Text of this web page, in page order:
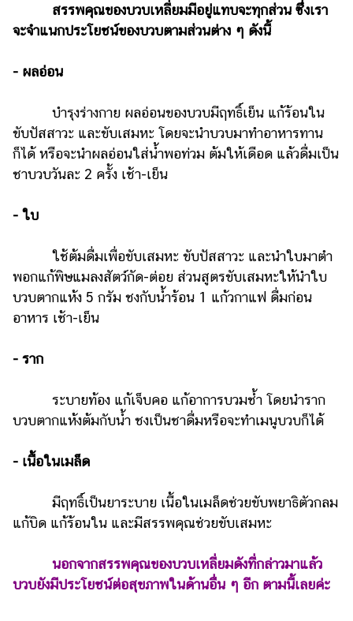
สรรพคุณของบวบเหลี่ยมมีอยู่แทบจะทุกส่วน ซึ่งเรา
จะจำแนกประโยชน์ของบวบตามส่วนต่าง ๆ ดังนี้
- ผลอ่อน
บำรุงร่างกาย ผลอ่อนของบวบมีฤทธิ์เย็น แก้ร้อนใน
ขับปัสสาวะ และขับเสมหะ โดยจะนำบวบมาทำอาหารทาน
ก็ได้ หรือจะนำผลอ่อนใส่น้ำพอท่วม ต้มให้เดือด แล้วดื่มเป็น
ชาบวบวันละ 2 ครั้ง เช้า-เย็น
- ใบ
ใช้ต้มดื่มเพื่อขับเสมหะ ขับปัสสาวะ และนำใบมาตำ
พอกแก้พิษแมลงสัตว์กัด-ต่อย ส่วนสูตรขับเสมหะให้นำใบ
บวบตากแห้ง 5 กรัม ชงกับน้ำร้อน 1 แก้วกาแฟ ดื่มก่อน
อาหาร เช้า-เย็น
- ราก
ระบายท้อง แก้เจ็บคอ แก้อาการบวมช้ำ โดยนำราก
บวบตากแห้งต้มกับน้ำ ชงเป็นชาดื่มหรือจะทำเมนูบวบก็ได้
- เนื้อในเมล็ด
มีฤทธิ์เป็นยาระบาย เนื้อในเมล็ดช่วยขับพยาธิตัวกลม
แก้บิด แก้ร้อนใน และมีสรรพคุณช่วยขับเสมหะ
นอกจากสรรพคุณของบวบเหลี่ยมดังที่กล่าวมาแล้ว
บวบยังมีประโยชน์ต่อสุขภาพในด้านอื่น ๆ อีก ตามนี้เลยค่ะ